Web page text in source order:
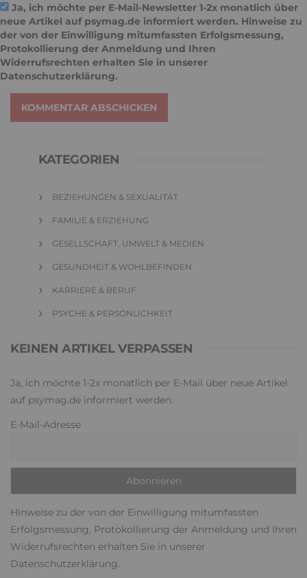
Ja, ich möchte per E-Mail-Newsletter 1-2x monatlich über
neue Artikel auf psymag.de informiert werden. Hinweise zu
der von der Einwilligung mitumfassten Erfolgsmessung,
Protokollierung der Anmeldung und Ihren
Widerrufsrechten erhalten Sie in unserer
Datenschutzerklärung.
KOMMENTAR ABSCHICKEN
KATEGORIEN
BEZIEHUNGEN & SEXUALITÄT
FAMILIE & ERZIEHUNG
GESELLSCHAFT, UMWELT & MEDIEN
GESUNDHEIT & WOHLBEFINDEN
KARRIERE & BERUF
PSYCHE & PERSÖNLICHKEIT
KEINEN ARTIKEL VERPASSEN
Ja, ich möchte 1-2x monatlich per E-Mail über neue Artikel
auf psymag.de informiert werden.
E-Mail-Adresse
Hinweise zu der von der Einwilligung mitumfassten
Erfolgsmessung, Protokollierung der Anmeldung und Ihren
Widerrufsrechten erhalten Sie in unserer
Datenschutzerklärung.